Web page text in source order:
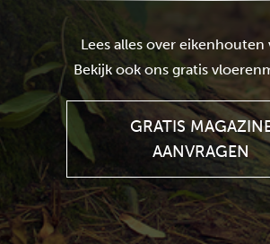
Lees alles over eikenhouten
Bekijk ook ons gratis
GRATIS
AANVRAGEN
GRATIS
AANVRAGEN